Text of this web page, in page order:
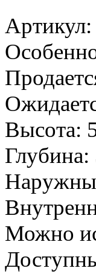
Высота:
Глубина:
Можно